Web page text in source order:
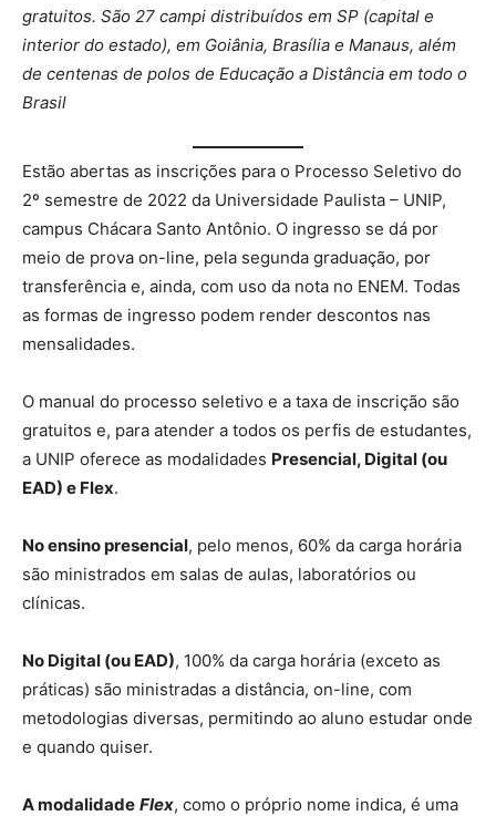
gratuitos. São 27 campi distribuídos em SP (capital e
interior do estado), em Goiânia, Brasília e Manaus, além
de centenas de polos de Educação a Distância em todo o
Brasil
Estão abertas as inscrições para o Processo Seletivo do
2º semestre de 2022 da Universidade Paulista – UNIP,
campus Chácara Santo Antônio. O ingresso se dá por
meio de prova on-line, pela segunda graduação, por
transferência e, ainda, com uso da nota no ENEM. Todas
as formas de ingresso podem render descontos nas
mensalidades.
O manual do processo seletivo e a taxa de inscrição são
gratuitos e, para atender a todos os perfis de estudantes,
a UNIP oferece as modalidades Presencial, Digital (ou
EAD) e Flex.
No ensino presencial, pelo menos, 60% da carga horária
são ministrados em salas de aulas, laboratórios ou
clínicas.
No Digital (ou EAD), 100% da carga horária (exceto as
práticas) são ministradas a distância, on-line, com
metodologias diversas, permitindo ao aluno estudar onde
e quando quiser.
A modalidade Flex, como o próprio nome indica, é uma